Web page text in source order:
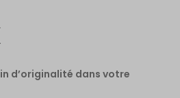
d’originalité dans votre